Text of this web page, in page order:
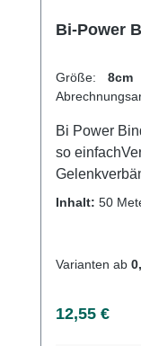
Bi-Power
Größe:
Bi Power
so einfachVerwendung:
Luxationen,
Baumwolle,
Inhalt: 50
Varianten ab
Regulärer
12,55 €